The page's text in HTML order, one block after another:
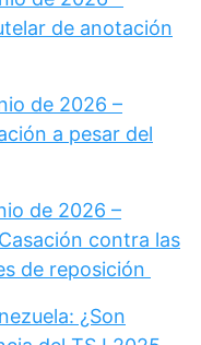
de anotación
de 2026 –
a pesar del
de 2026 –
contra las
de reposición
¿Son